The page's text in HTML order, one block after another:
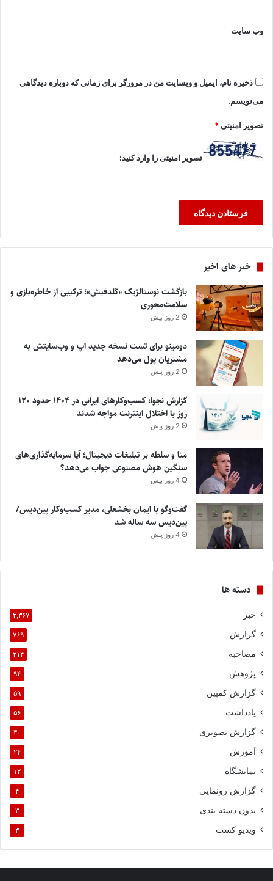
وب‌ سایت
ذخیره نام، ایمیل و وبسایت من در مرورگر برای زمانی که دوباره دیدگاهی
می‌نویسم.
تصویر امنیتی*
تصویر امنیتی را وارد کنید:
خبر های اخیر
بازگشت نوستالژیک «گلدفیش»؛ ترکیبی از خاطره‌بازی و
سلامت‌محوری
2 روز پیش
دومینو برای تست نسخه جدید اپ و وب‌سایتش به
مشتریان پول می‌دهد
2 روز پیش
گزارش نجوا: کسب‌وکارهای ایرانی در ۱۴۰۴ حدود ۱۲۰
روز با اختلال اینترنت مواجه شدند
2 روز پیش
متا و سلطه بر تبلیغات دیجیتال؛ آیا سرمایه‌گذاری‌های
سنگین هوش مصنوعی جواب می‌دهد؟
4 روز پیش
گفت‌وگو با ایمان بخشعلی، مدیر کسب‌وکار پین‌دیس/
پین‌دیس سه ساله شد
4 روز پیش
دسته ها
خبر ۳,۳۶۷
گزارش ۷۶۹
مصاحبه ۲۱۴
پژوهش ۹۴
گزارش کمپین ۵۹
یادداشت ۵۶
گزارش تصویری ۳۰
آموزش ۲۴
نمایشگاه ۱۲
گزارش رونمایی ۴
بدون دسته بندی ۳
ویدیو کست ۳